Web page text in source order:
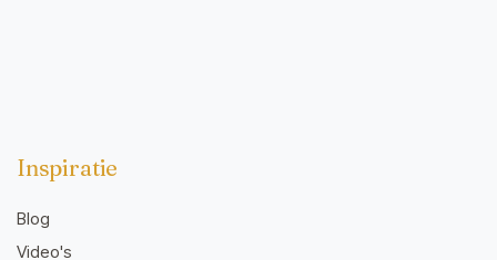
Inspiratie
Blog
Video's